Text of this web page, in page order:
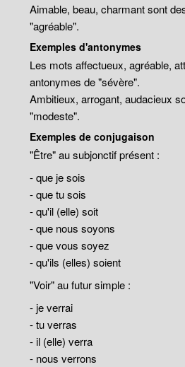
Aimable, beau, charmant sont
"agréable".
Exemples d'antonymes
Les mots affectueux, agréable,
antonymes de "sévère".
Ambitieux, arrogant, audacieux
"modeste".
Exemples de conjugaison
"Être" au subjonctif présent :
- que je sois
- que tu sois
- qu'il (elle) soit
- que nous soyons
- que vous soyez
- qu'ils (elles) soient
"Voir" au futur simple :
- je verrai
- tu verras
- il (elle) verra
- nous verrons